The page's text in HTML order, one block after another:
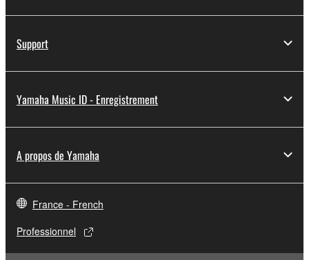
Support
Yamaha Music ID - Enregistrement
A propos de Yamaha
France - French
Professionnel